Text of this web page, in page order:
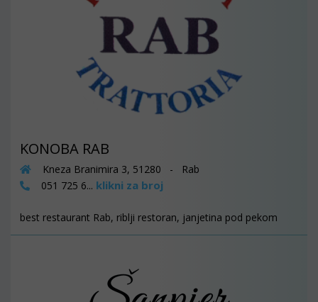
KONOBA RAB
Kneza Branimira 3, 51280 - Rab
051 725 6... klikni za broj
best restaurant Rab, riblji restoran, janjetina pod pekom